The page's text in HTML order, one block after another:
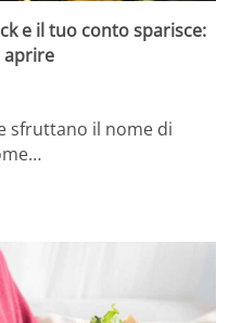
e il tuo conto sparisce:
aprire
sfruttano il nome di